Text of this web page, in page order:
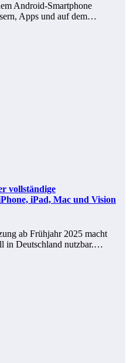
Android‑Smartphone
Apps und auf dem…
vollständige
iPad, Mac und Vision
ab Frühjahr 2025 macht
in Deutschland nutzbar.…